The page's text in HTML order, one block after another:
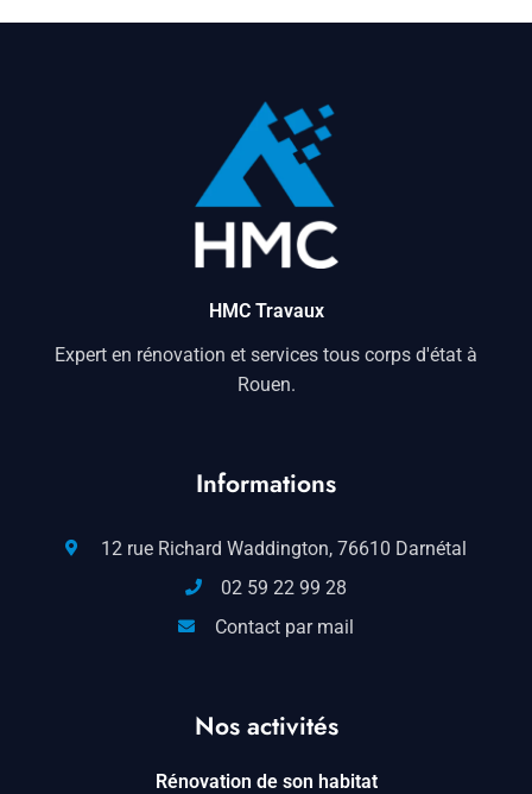
HMC Travaux
Expert en rénovation et services tous corps d'état à
Rouen.
Informations
12 rue Richard Waddington, 76610 Darnétal
02 59 22 99 28
Contact par mail
Nos activités
Rénovation de son habitat